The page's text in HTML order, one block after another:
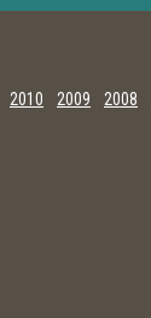
2010 2009 2008